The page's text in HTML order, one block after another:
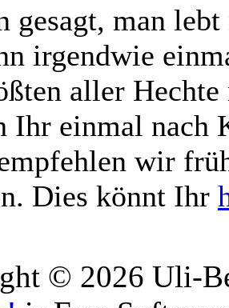
gesagt, man
irgendwie
aller
Ihr einmal nach
wir
Dies könnt Ihr
© 2026 Uli-